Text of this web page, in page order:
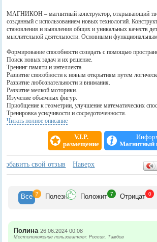
МАГНИКОН – магнитный конструктор, открывающий
созданный с использованием новых технологий.
становления и выявления общих и уникальных качеств
мыслительной деятельности. Основными
Формирование способности созидать с помощью
Поиск новых задач и их решение.
Тренинг памяти и интеллекта.
Развитие способности к новым открытиям путем
Развитие любознательности и внимания.
Развитие мелкой моторики.
Изучение объемных фигур.
Приобщение к геометрии, улучшение математических
Тренировка усидчивости и сосредоточенности.
Совершенствование яркого воображения и фантазии,
Читать полное описание
V.I.P.
размещение
Магнитный
Отзывы
Добавить свой отзыв Наверх
Все 7 Полезн Положит 7 Отрицат 0
Полина 26.06.2024 00:08
Местоположение пользователя: Россия, Тамбов